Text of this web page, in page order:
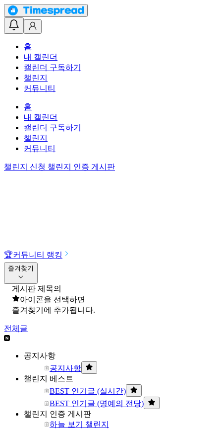
홈
내 캘린더
캘린더 구독하기
챌린지
커뮤니티
홈
내 캘린더
캘린더 구독하기
챌린지
커뮤니티
챌린지 신청 챌린지 인증 게시판
🏆커뮤니티 랭킹
즐겨찾기
게시판 제목의
아이콘을 선택하면
즐겨찾기에 추가됩니다.
전체글
공지사항
공지사항
챌린지 베스트
BEST 인기글 (실시간)
BEST 인기글 (명예의 전당)
챌린지 인증 게시판
하늘 보기 챌린지